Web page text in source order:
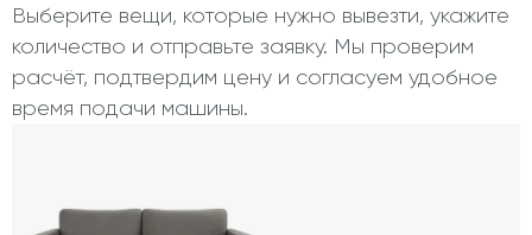
Выберите вещи, которые нужно вывезти, укажите
количество и отправьте заявку. Мы проверим
расчёт, подтвердим цену и согласуем удобное
время подачи машины.